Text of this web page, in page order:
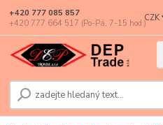
CZK
+420 777 085 857
+420 777 664 517 (Po-Pá, 7-15 hod.)